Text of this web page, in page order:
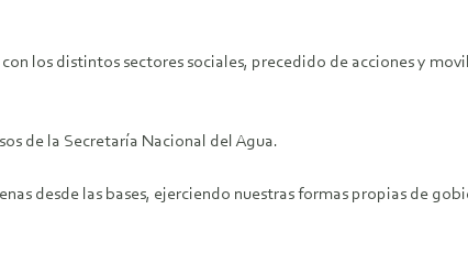
los distintos sectores sociales, precedido de acciones y
de la Secretaría Nacional del Agua.
desde las bases, ejerciendo nuestras formas propias de